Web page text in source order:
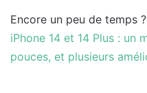
Encore un peu de temps
iPhone 14 et 14 Plus : un
pouces, et plusieurs